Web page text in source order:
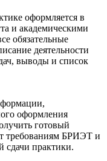
оформляется в
и академическими
обязательные
деятельности
выводы и список
оформления
готовый
требованиям БРИЭТ и
сдачи практики.